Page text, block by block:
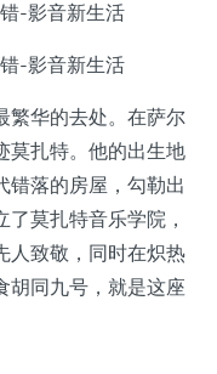
繁华的去处。在萨尔
莫扎特。他的出生地
错落的房屋，勾勒出
莫扎特音乐学院，
人致敬，同时在炽热
胡同九号，就是这座